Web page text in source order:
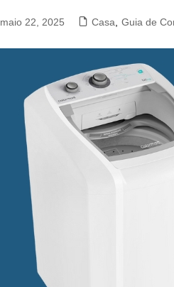
maio 22, 2025 Casa Guia de